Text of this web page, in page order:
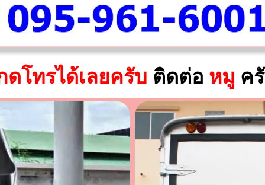
ดโทรได้เลยครับ ติดต่อ หมู ค